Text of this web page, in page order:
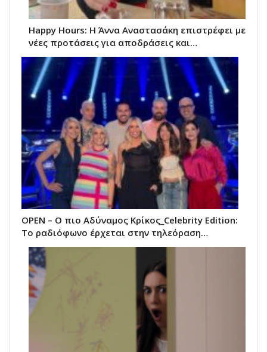
Happy Hours: Η Άννα Αναστασάκη επιστρέφει με
νέες προτάσεις για αποδράσεις και…
OPEN – Ο πιο Αδύναμος Κρίκος_Celebrity Edition:
Το ραδιόφωνο έρχεται στην τηλεόραση…